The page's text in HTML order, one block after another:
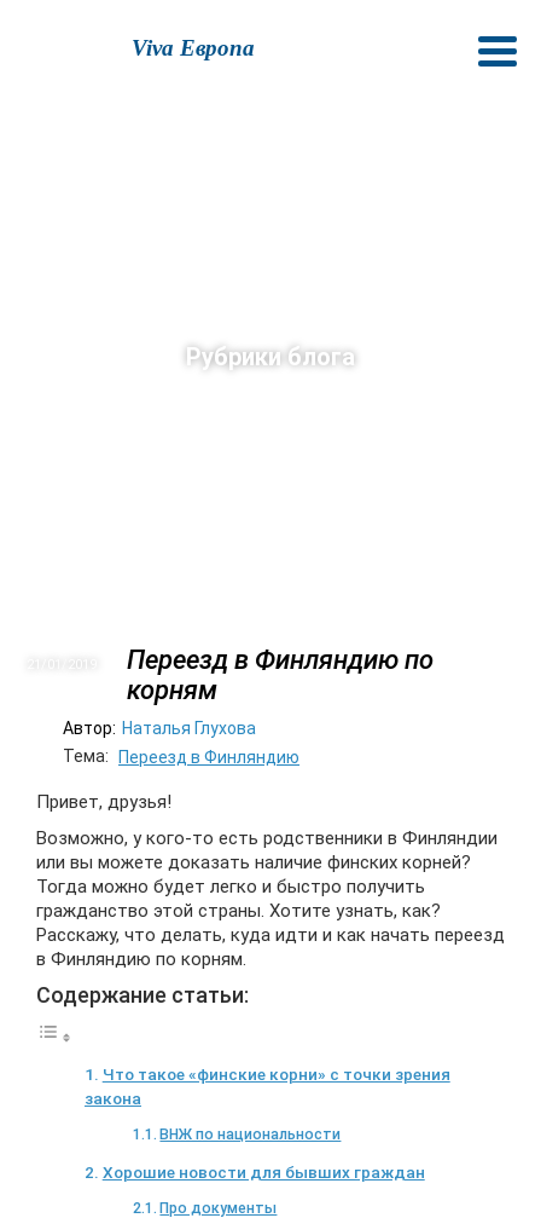
Viva Европа
Рубрики блога
Переезд в Финляндию по
корням
Автор: Наталья Глухова
Тема:
Переезд в Финляндию
Привет, друзья!
Возможно, у кого-то есть родственники в Финляндии
или вы можете доказать наличие финских корней?
Тогда можно будет легко и быстро получить
гражданство этой страны. Хотите узнать, как?
Расскажу, что делать, куда идти и как начать переезд
в Финляндию по корням.
Содержание статьи:
Что такое «финские корни» с точки зрения
закона
ВНЖ по национальности
Хорошие новости для бывших граждан
Про документы